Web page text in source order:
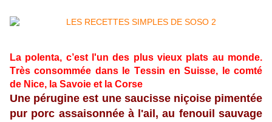
La polenta, c’est l'un des plus vieux plats au monde.
Très consommée dans le Tessin en Suisse, le comté
de Nice, la Savoie et la Corse
Une pérugine est une saucisse niçoise pimentée
pur porc assaisonnée à l'ail, au fenouil sauvage